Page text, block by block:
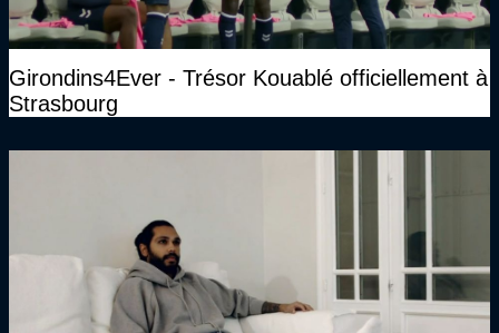
Girondins4Ever - Trésor Kouablé officiellement à
Strasbourg